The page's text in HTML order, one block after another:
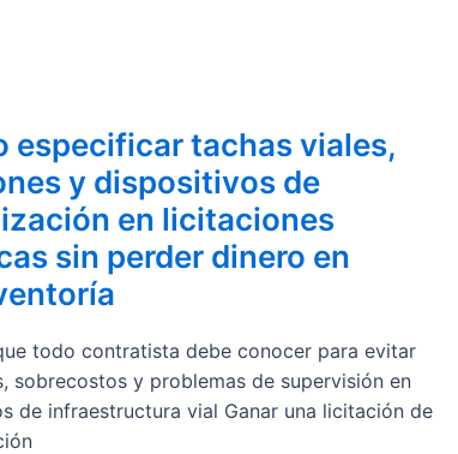
especificar tachas viales,
y dispositivos de
en licitaciones
sin perder dinero en
todo contratista debe conocer para evitar
sobrecostos y problemas de supervisión en
de infraestructura vial Ganar una licitación de